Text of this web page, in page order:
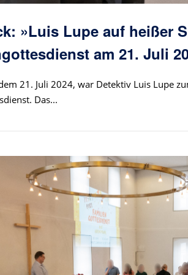
»Luis Lupe auf heißer
am 21. Juli
21. Juli 2024, war Detektiv Luis Lupe
Das...